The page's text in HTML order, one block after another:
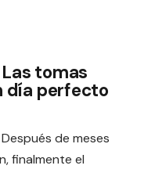
tomas
día perfecto
de meses
finalmente el